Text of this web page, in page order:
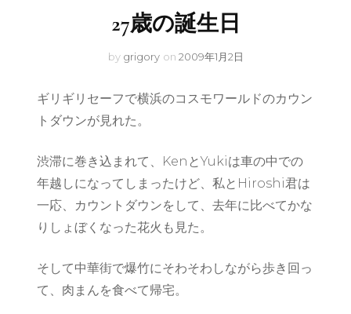
27歳の誕生日
by grigory on 2009年1月2日
ギリギリセーフで横浜のコスモワールドのカウン
トダウンが見れた。
渋滞に巻き込まれて、KenとYukiは車の中での
年越しになってしまったけど、私とHiroshi君は
一応、カウントダウンをして、去年に比べてかな
りしょぼくなった花火も見た。
そして中華街で爆竹にそわそわしながら歩き回っ
て、肉まんを食べて帰宅。